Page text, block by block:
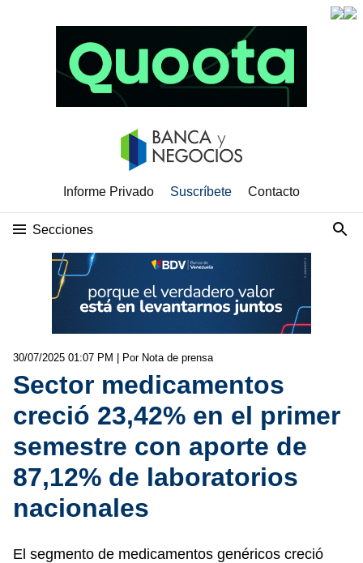
Informe Privado Suscríbete Contacto
Secciones
30/07/2025 01:07 PM | Por Nota de prensa
Sector medicamentos
creció 23,42% en el primer
semestre con aporte de
87,12% de laboratorios
nacionales
El segmento de medicamentos genéricos creció